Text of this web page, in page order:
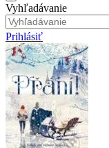
Vyhľadávanie
Prihlásiť